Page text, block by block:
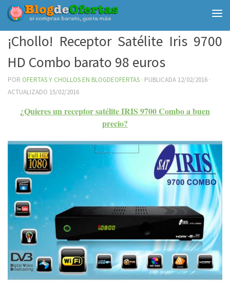
Debajo del contenido
¡Chollo! Receptor Satélite Iris 9700
HD Combo barato 98 euros
POR OFERTAS Y CHOLLOS EN BLOGDEOFERTAS · PUBLICADA 12/02/2016 ·
ACTUALIZADO 15/02/2016
¿Quieres un receptor satélite IRIS 9700 Combo a buen
precio?